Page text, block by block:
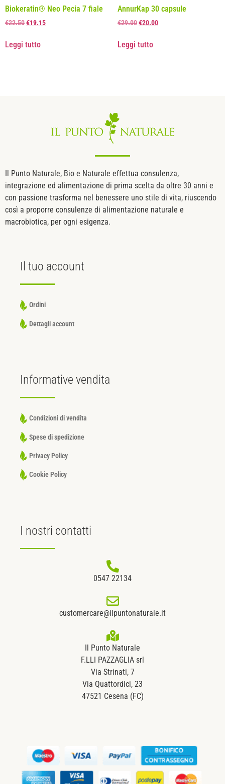
Biokeratin® Neo Pecia 7 fiale
€22.50€19.15
Leggi tutto
AnnurKap 30 capsule
€29.00€20.00
Leggi tutto
Il Punto Naturale, Bio e Naturale effettua consulenza,
integrazione ed alimentazione di prima scelta da oltre 30 anni e
con passione trasforma nel benessere uno stile di vita, riuscendo
così a proporre consulenze di alimentazione naturale e
macrobiotica, per ogni esigenza.
Il tuo account
Ordini
Dettagli account
Informative vendita
Condizioni di vendita
Spese di spedizione
Privacy Policy
Cookie Policy
I nostri contatti
0547 22134
customercare@ilpuntonaturale.it
Il Punto Naturale
F.LLI PAZZAGLIA srl
Via Strinati, 7
Via Quattordici, 23
47521 Cesena (FC)